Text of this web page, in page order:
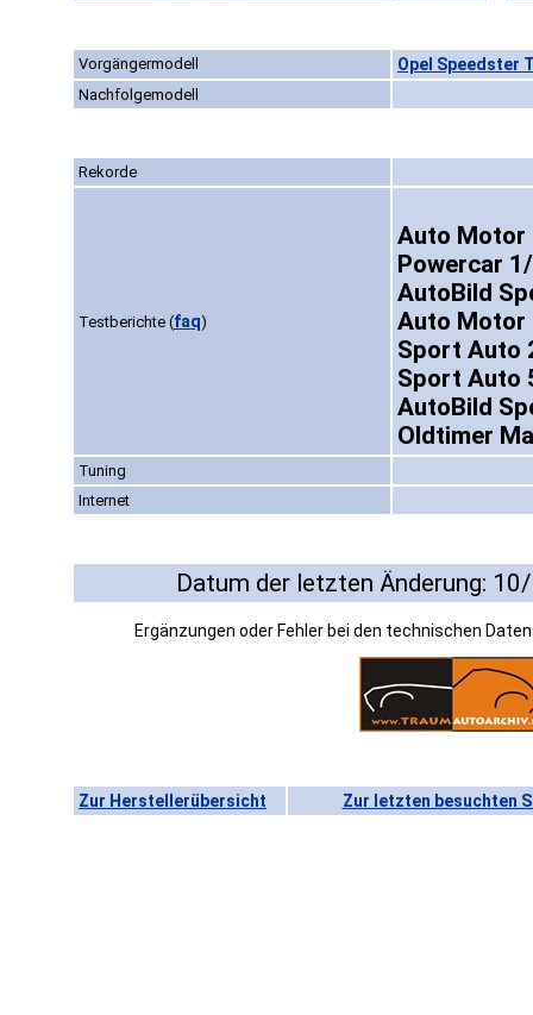
Vorgängermodell Opel Speedster
Nachfolgemodell
Rekorde
Testberichte (faq)
Auto Motor
Powercar
AutoBild
Auto Motor
Sport Auto
Sport Auto
AutoBild
Oldtimer
Tuning
Internet
Datum der letzten Änderung:
Ergänzungen oder Fehler bei den technischen
Zur Herstellerübersicht Zur letzten besuchten